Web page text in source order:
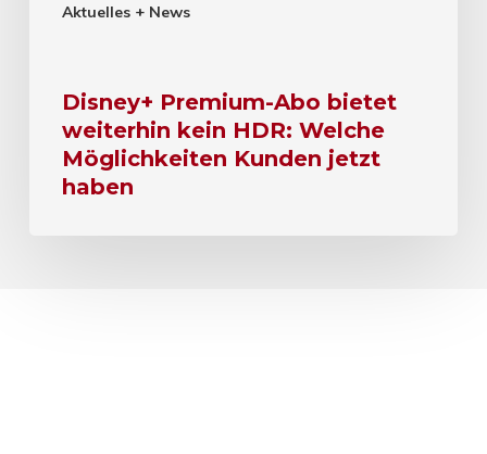
Aktuelles + News
Disney+ Premium-Abo bietet
weiterhin kein HDR: Welche
Möglichkeiten Kunden jetzt
haben